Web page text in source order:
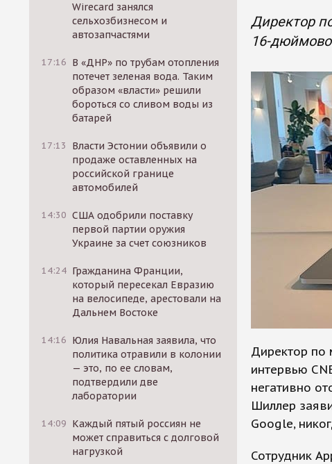
Wirecard занялся
сельхозбизнесом и
автозапчастями
17:16 В «ДНР» по трубам отопления
потечет зеленая вода. Таким
образом «власти» решили
бороться со сливом воды из
батарей
17:13
Власти Эстонии объявили о
продаже оставленных на
российской границе
автомобилей
14:30 США одобрили поставку
первой партии оружия
Украине за счет союзников
14:24 Гражданина Франции,
который пересекал Евразию
на велосипеде, арестовали на
Дальнем Востоке
14:16 Юлия Навальная заявила, что
политика отравили в колонии
— это, по ее словам,
подтвердили две
лаборатории
14:09 Каждый пятый россиян не
может справиться с долговой
нагрузкой
Директор
16-
Директор по
интервью
негативно
Шиллер
Google,
Сотрудник